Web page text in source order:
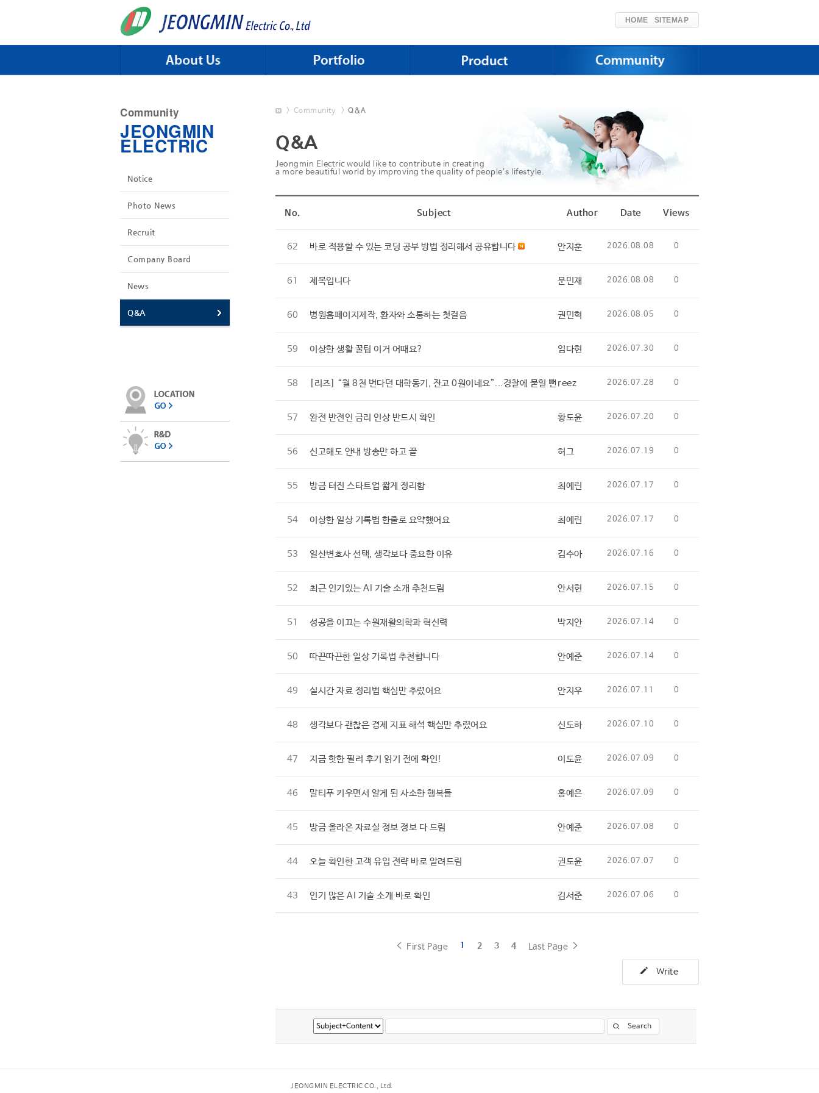
HOME SITEMAP
Community
JEONGMIN
ELECTRIC
Notice
Photo News
Recruit
Company Board
News
Q&A
> Community > Q&A
Q&A
Jeongmin Electric would like to contribute in creating
a more beautiful world by improving the quality of people’s lifestyle.
No. Subject Author Date Views
62 바로 적용할 수 있는 코딩 공부 방법 정리해서 공유합니다 안지훈 2026.08.08 0
61 제목입니다 문민재 2026.08.08 0
60 병원홈페이지제작, 환자와 소통하는 첫걸음 권민혁 2026.08.05 0
59 이상한 생활 꿀팁 이거 어때요? 임다현 2026.07.30 0
58 [리즈] “월 8천 번다던 대학동기, 잔고 0원이네요”...경찰에 묻힐 뻔 reez 2026.07.28 0
57 완전 반전인 금리 인상 반드시 확인 황도윤 2026.07.20 0
56 신고해도 안내 방송만 하고 끝 허그 2026.07.19 0
55 방금 터진 스타트업 짧게 정리함 최예린 2026.07.17 0
54 이상한 일상 기록법 한줄로 요약했어요 최예린 2026.07.17 0
53 일산변호사 선택, 생각보다 중요한 이유 김수아 2026.07.16 0
52 최근 인기있는 AI 기술 소개 추천드림 안서현 2026.07.15 0
51 성공을 이끄는 수원재활의학과 혁신력 박지안 2026.07.14 0
50 따끈따끈한 일상 기록법 추천합니다 안예준 2026.07.14 0
49 실시간 자료 정리법 핵심만 추렸어요 안지우 2026.07.11 0
48 생각보다 괜찮은 경제 지표 해석 핵심만 추렸어요 신도하 2026.07.10 0
47 지금 핫한 필러 후기 읽기 전에 확인! 이도윤 2026.07.09 0
46 말티푸 키우면서 알게 된 사소한 행복들 홍예은 2026.07.09 0
45 방금 올라온 자료실 정보 정보 다 드림 안예준 2026.07.08 0
44 오늘 확인한 고객 유입 전략 바로 알려드림 권도윤 2026.07.07 0
43 인기 많은 AI 기술 소개 바로 확인 김서준 2026.07.06 0
Write
First Page 1 2 3 4 Last Page
Search
JEONGMIN ELECTRIC CO., Ltd.